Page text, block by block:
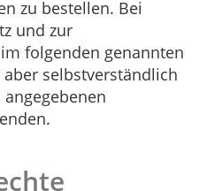
zu bestellen. Bei
und zur
folgenden genannten
aber selbstverständlich